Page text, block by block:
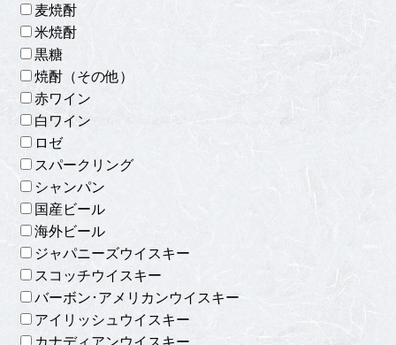
麦焼酎
米焼酎
黒糖
焼酎（その他）
赤ワイン
白ワイン
ロゼ
スパークリング
シャンパン
国産ビール
海外ビール
ジャパニーズウイスキー
スコッチウイスキー
バーボン･アメリカンウイスキー
アイリッシュウイスキー